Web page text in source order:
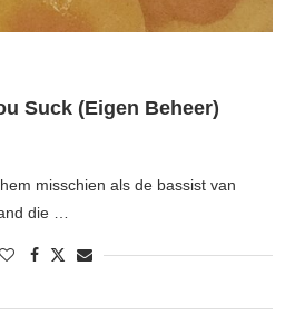
Suck (Eigen Beheer)
misschien als de bassist van
die …